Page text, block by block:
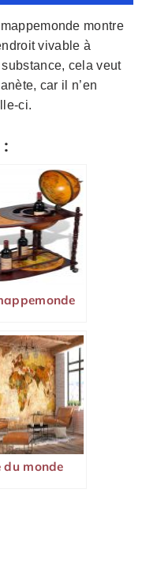
montre
vivable à
cela veut
car il n’en
ci.
du monde